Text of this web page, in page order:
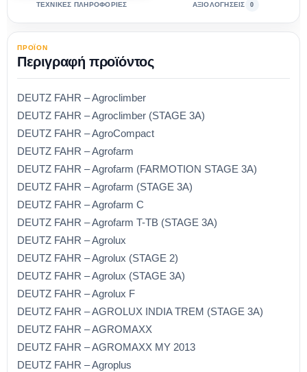
ΤΕΧΝΙΚΕΣ ΠΛΗΡΟΦΟΡΙΕΣ ΑΞΙΟΛΟΓΗΣΕΙΣ 0
ΠΡΟΪΟΝ
Περιγραφή προϊόντος
DEUTZ FAHR – Agroclimber
DEUTZ FAHR – Agroclimber (STAGE 3A)
DEUTZ FAHR – AgroCompact
DEUTZ FAHR – Agrofarm
DEUTZ FAHR – Agrofarm (FARMOTION STAGE 3A)
DEUTZ FAHR – Agrofarm (STAGE 3A)
DEUTZ FAHR – Agrofarm C
DEUTZ FAHR – Agrofarm T-TB (STAGE 3A)
DEUTZ FAHR – Agrolux
DEUTZ FAHR – Agrolux (STAGE 2)
DEUTZ FAHR – Agrolux (STAGE 3A)
DEUTZ FAHR – Agrolux F
DEUTZ FAHR – AGROLUX INDIA TREM (STAGE 3A)
DEUTZ FAHR – AGROMAXX
DEUTZ FAHR – AGROMAXX MY 2013
DEUTZ FAHR – Agroplus